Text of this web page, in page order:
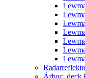
Árboc, deck